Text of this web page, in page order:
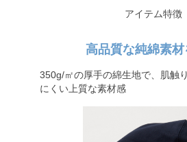
アイテム特徴
高品質な純綿素材
350g/㎡の厚手の綿生地で、肌触
にくい上質な素材感